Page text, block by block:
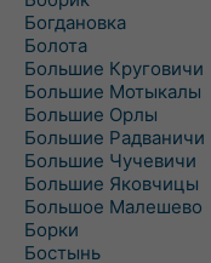
Богдановка
Болота
Большие Круговичи
Большие Мотыкалы
Большие Орлы
Большие Радваничи
Большие Чучевичи
Большие Яковчицы
Большое Малешево
Борки
Бостынь